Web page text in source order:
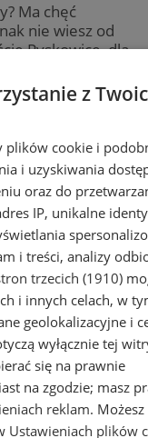
Ma chęć
nie wiesz od
Pyskowice, dla
takich jak:
e-marketing i
dla Twojej
interaktywnąw
firmy!
hosting
-
z
plików cookie i
i uzyskiwania
oraz do
IP, unikalne
i treści, analizy
trzecich (1910)
i innych celach, w
geolokalizacyjne i
wyłącznie tej
się na prawnie
na zgodzie; masz
reklam.
Ustawieniach plików